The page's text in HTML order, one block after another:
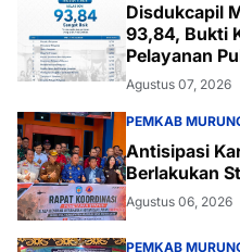
Disdukcapil
93,84, Bukti
Pelayanan
Agustus 07, 2026
PEMKAB
Antisipasi
Berlakukan
Agustus 06, 2026
PEMKAB